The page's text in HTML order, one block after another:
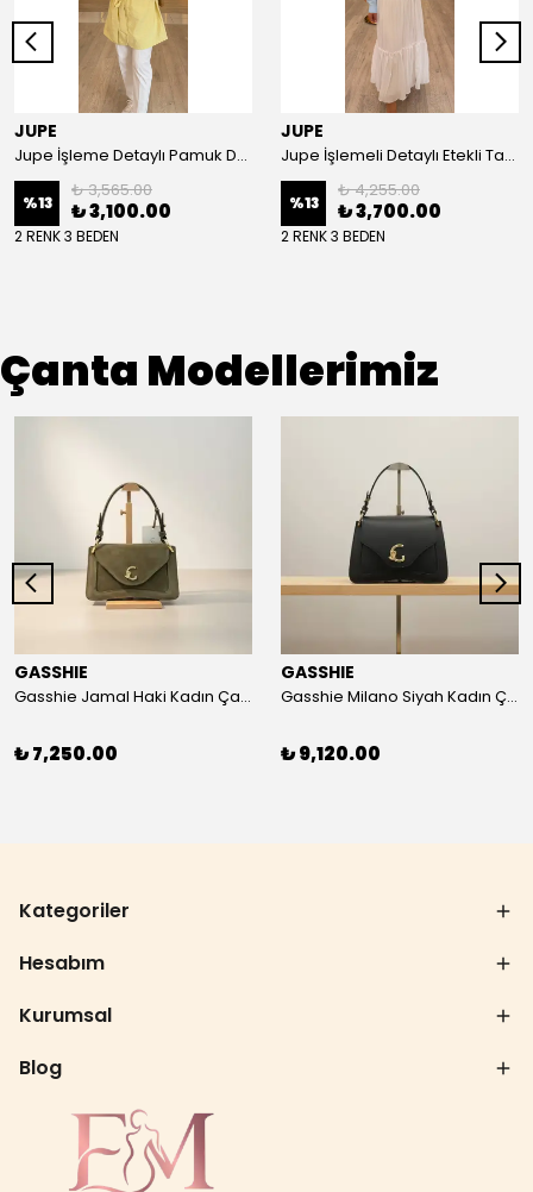
JUPE
Jupe İşleme Detaylı Pamuk Dokulu Kuşaklı Kap 9305
%13
₺ 3,565.00
₺ 3,100.00
2 RENK 3 BEDEN
JUPE
Jupe İşlemeli Detaylı Etekli Takım 8663
%13
₺ 4,255.00
₺ 3,700.00
2 RENK 3 BEDEN
Çanta Modellerimiz
GASSHIE
Gasshie Jamal Haki Kadın Çanta 8644
₺ 7,250.00
GASSHIE
Gasshie Milano Siyah Kadın Çanta 8654
₺ 9,120.00
Kategoriler
Hesabım
Kurumsal
Blog